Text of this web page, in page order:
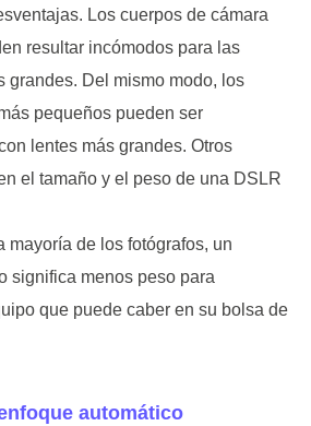
Los cuerpos de cámara
resultar incómodos para las
grandes. Del mismo modo, los
pequeños pueden ser
lentes más grandes. Otros
el tamaño y el peso de una DSLR
mayoría de los fotógrafos, un
significa menos peso para
que puede caber en su bolsa de
automático